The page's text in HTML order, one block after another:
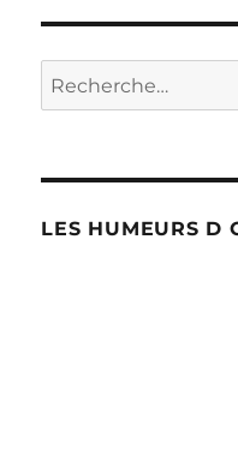
Recherche
pour :
LES HUMEURS D